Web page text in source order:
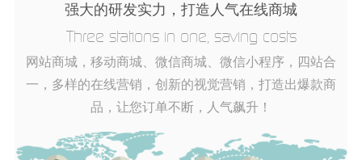
强大的研发实力，打造人气在线商城
Three stations in one, saving costs
网站商城，移动商城、微信商城、微信小程序，四站合
一，多样的在线营销，创新的视觉营销，打造出爆款商
品，让您订单不断，人气飙升！